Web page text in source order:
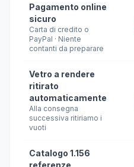
Pagamento online
sicuro
Carta di credito o
PayPal · Niente
contanti da preparare
Vetro a rendere
ritirato
automaticamente
Alla consegna
successiva ritiriamo i
vuoti
Catalogo 1.156
referenze